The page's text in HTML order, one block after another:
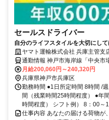
セールスドライバー
自分のライフスタイルを大切にし
は収入も休日も充実
ヤマト運輸株式会社 兵庫主管支
通勤情報 神戸市海岸線「中央市
月給200,060円～240,320円
兵庫県神戸市兵庫区
勤務時間 ●1日所定時間 8時間 /
間（残業時間25時間程度） ●年
時間程度） シフト例） 8：00～
仕事内容 あなたの届ける荷物が